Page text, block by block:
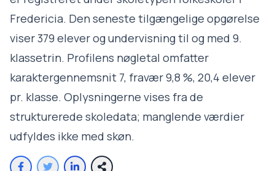
Fredericia. Den seneste tilgængelige opgørelse
viser 379 elever og undervisning til og med 9.
klassetrin. Profilens nøgletal omfatter
karaktergennemsnit 7, fravær 9,8 %, 20,4 elever
pr. klasse. Oplysningerne vises fra de
strukturerede skoledata; manglende værdier
udfyldes ikke med skøn.